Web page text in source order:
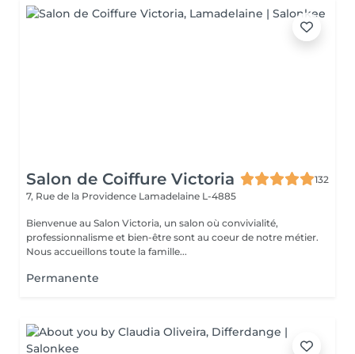
Salon de Coiffure Victoria
132
7, Rue de la Providence Lamadelaine L-4885
Bienvenue au Salon Victoria, un salon où convivialité,
professionnalisme et bien-être sont au coeur de notre métier.
Nous accueillons toute la famille...
Permanente